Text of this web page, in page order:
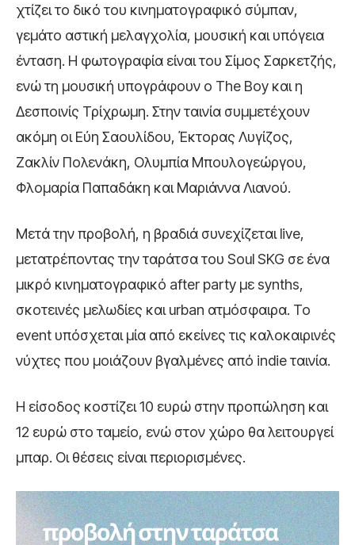
χτίζει το δικό του κινηματογραφικό σύμπαν,
γεμάτο αστική μελαγχολία, μουσική και υπόγεια
ένταση. Η φωτογραφία είναι του Σίμος Σαρκετζής,
ενώ τη μουσική υπογράφουν ο The Boy και η
Δεσποινίς Τρίχρωμη. Στην ταινία συμμετέχουν
ακόμη οι Εύη Σαουλίδου, Έκτορας Λυγίζος,
Ζακλίν Πολενάκη, Ολυμπία Μπουλογεώργου,
Φλομαρία Παπαδάκη και Μαριάννα Λιανού.
Μετά την προβολή, η βραδιά συνεχίζεται live,
μετατρέποντας την ταράτσα του Soul SKG σε ένα
μικρό κινηματογραφικό after party με synths,
σκοτεινές μελωδίες και urban ατμόσφαιρα. Το
event υπόσχεται μία από εκείνες τις καλοκαιρινές
νύχτες που μοιάζουν βγαλμένες από indie ταινία.
Η είσοδος κοστίζει 10 ευρώ στην προπώληση και
12 ευρώ στο ταμείο, ενώ στον χώρο θα λειτουργεί
μπαρ. Οι θέσεις είναι περιορισμένες.